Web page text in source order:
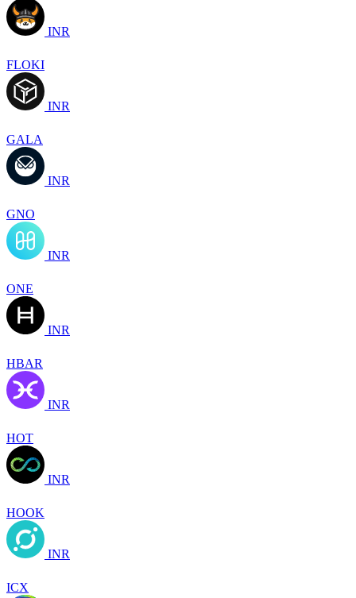
INR
FLOKI
INR
GALA
INR
GNO
INR
ONE
INR
HBAR
INR
HOT
INR
HOOK
INR
ICX